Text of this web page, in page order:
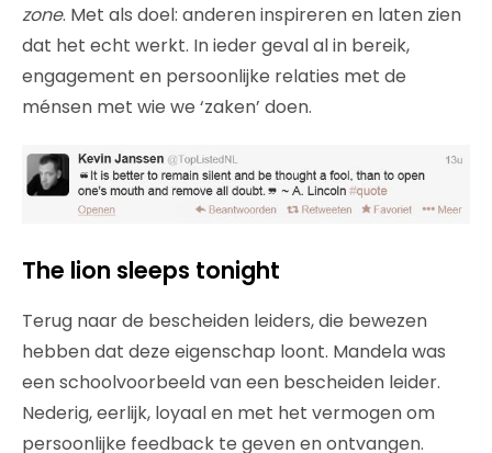
zone. Met als doel: anderen inspireren en laten zien
dat het echt werkt. In ieder geval al in bereik,
engagement en persoonlijke relaties met de
ménsen met wie we ‘zaken’ doen.
The lion sleeps tonight
Terug naar de bescheiden leiders, die bewezen
hebben dat deze eigenschap loont. Mandela was
een schoolvoorbeeld van een bescheiden leider.
Nederig, eerlijk, loyaal en met het vermogen om
persoonlijke feedback te geven en ontvangen.